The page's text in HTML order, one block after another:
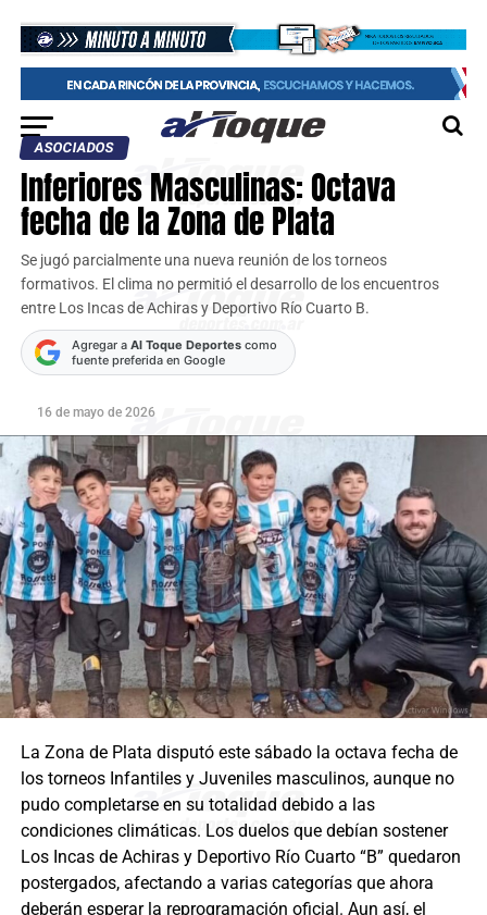
ASOCIADOS
Inferiores Masculinas: Octava
fecha de la Zona de Plata
Se jugó parcialmente una nueva reunión de los torneos
formativos. El clima no permitió el desarrollo de los encuentros
entre Los Incas de Achiras y Deportivo Río Cuarto B.
Agregar a Al Toque Deportescomo
fuente preferida en Google
16 de mayo de 2026
La Zona de Plata disputó este sábado la octava fecha de
los torneos Infantiles y Juveniles masculinos, aunque no
pudo completarse en su totalidad debido a las
condiciones climáticas. Los duelos que debían sostener
Los Incas de Achiras y Deportivo Río Cuarto “B” quedaron
postergados, afectando a varias categorías que ahora
deberán esperar la reprogramación oficial. Aun así, el